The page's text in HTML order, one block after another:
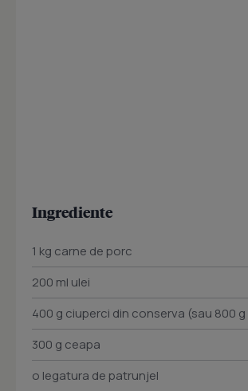
Ingrediente
1 kg carne de porc
200 ml ulei
400 g ciuperci din conserva (sau 800
300 g ceapa
o legatura de patrunjel